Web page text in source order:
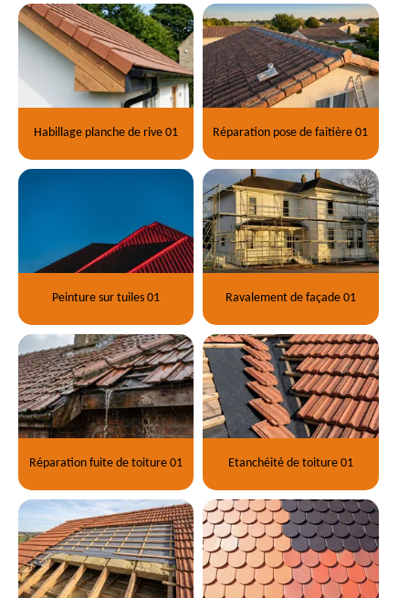
Habillage planche de rive 01 Réparation pose de faitière 01
Peinture sur tuiles 01 Ravalement de façade 01
Réparation fuite de toiture 01 Etanchéité de toiture 01